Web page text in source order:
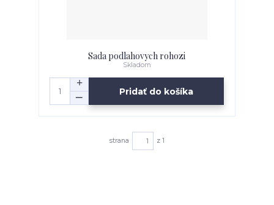
Sada podlahovych rohozi
Skladom
Pridať do košíka
strana z 1